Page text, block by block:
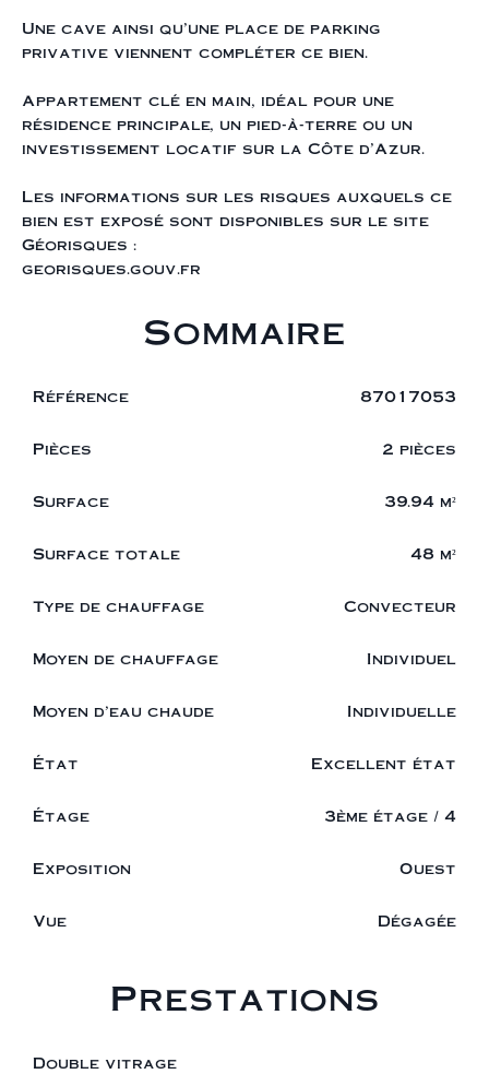
Une cave ainsi qu’une place de parking
privative viennent compléter ce bien.
Appartement clé en main, idéal pour une
résidence principale, un pied-à-terre ou un
investissement locatif sur la Côte d’Azur.
Les informations sur les risques auxquels ce
bien est exposé sont disponibles sur le site
Géorisques :
georisques.gouv.fr
Sommaire
Référence 87017053
Pièces 2 pièces
Surface 39.94 m²
Surface totale 48 m²
Type de chauffage Convecteur
Moyen de chauffage Individuel
Moyen d'eau chaude Individuelle
État Excellent état
Étage 3ème étage / 4
Exposition Ouest
Vue Dégagée
Prestations
Double vitrage